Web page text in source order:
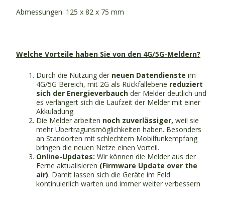
Abmessungen: 125 x 82 x 75 mm
Welche Vorteile haben Sie von den 4G/5G-Meldern?
Durch die Nutzung der neuen Datendienste im
4G/5G Bereich, mit 2G als Rückfallebene reduziert
sich der Energieverbauch der Melder deutlich und
es verlängert sich die Laufzeit der Melder mit einer
Akkuladung.
Die Melder arbeiten noch zuverlässiger, weil sie
mehr Übertragunsmöglichkeiten haben. Besonders
an Standorten mit schlechtem Mobilfunkempfang
bringen die neuen Netze einen Vorteil.
Online-Updates: Wir können die Melder aus der
Ferne aktualisieren (Firmware Update over the
air). Damit lassen sich die Geräte im Feld
kontinuierlich warten und immer weiter verbessern